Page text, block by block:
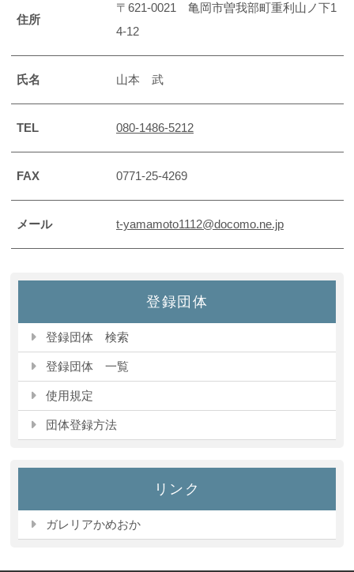
住所
〒621-0021 亀岡市曽我部町重利山ノ下1
4-12
氏名 山本 武
TEL 080-1486-5212
FAX 0771-25-4269
メール t-yamamoto1112@docomo.ne.jp
登録団体
登録団体 検索
登録団体 一覧
使用規定
団体登録方法
リンク
ガレリアかめおか